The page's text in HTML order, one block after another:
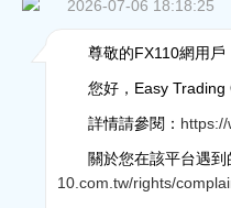
2026-07-06 18:18:25
尊敬的FX110網用戶
您好，Easy
詳情請參閱：
關於您在該平台遇
10.com.tw/rights/